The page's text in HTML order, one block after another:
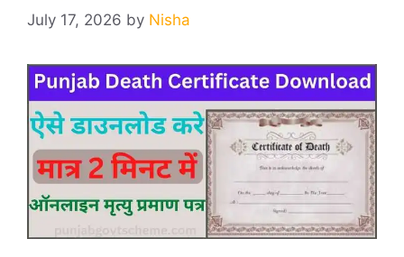
July 17, 2026 by Nisha